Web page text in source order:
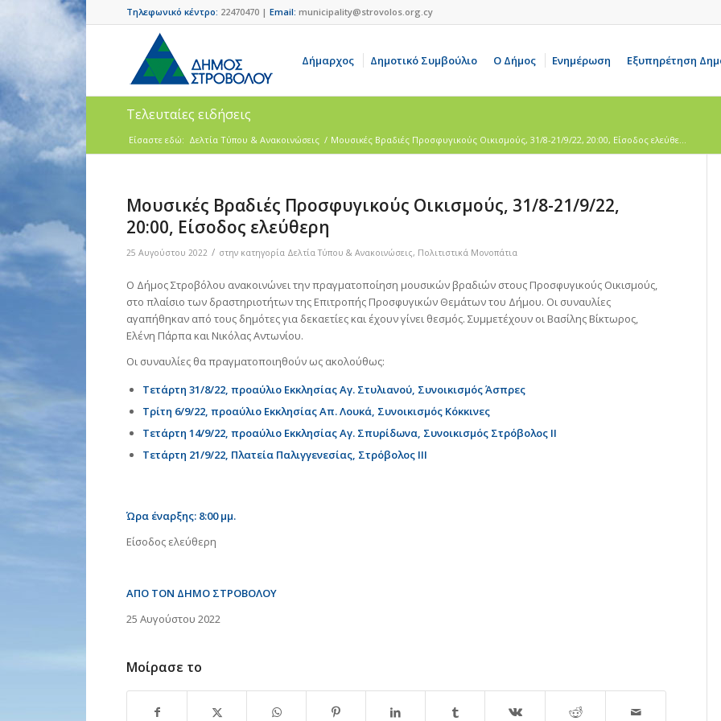
Τηλεφωνικό κέντρο: 22470470 | Email: municipality@strovolos.org.cy
Δήμαρχος Δημοτικό Συμβούλιο Ο Δήμος Ενημέρωση Εξυπηρέτηση
Τελευταίες ειδήσεις
Είσαστε εδώ: Δελτία Τύπου & Ανακοινώσεις / Μουσικές Βραδιές Προσφυγικούς Οικισμούς, 31/8-21/9/22, 20:00, Είσοδος ελεύθε...
Μουσικές Βραδιές Προσφυγικούς Οικισμούς, 31/8-21/9/22,
20:00, Είσοδος ελεύθερη
25 Αυγούστου 2022 / στην κατηγορία Δελτία Τύπου & Ανακοινώσεις, Πολιτιστικά Μονοπάτια
Ο Δήμος Στροβόλου ανακοινώνει την πραγματοποίηση μουσικών βραδιών στους Προσφυγικούς Οικισμούς,
στο πλαίσιο των δραστηριοτήτων της Επιτροπής Προσφυγικών Θεμάτων του Δήμου. Οι συναυλίες
αγαπήθηκαν από τους δημότες για δεκαετίες και έχουν γίνει θεσμός. Συμμετέχουν οι Βασίλης Βίκτωρος,
Ελένη Πάρπα και Νικόλας Αντωνίου.
Οι συναυλίες θα πραγματοποιηθούν ως ακολούθως:
Τετάρτη 31/8/22, προαύλιο Εκκλησίας Αγ. Στυλιανού, Συνοικισμός Άσπρες
Τρίτη 6/9/22, προαύλιο Εκκλησίας Απ. Λουκά, Συνοικισμός Κόκκινες
Τετάρτη 14/9/22, προαύλιο Εκκλησίας Αγ. Σπυρίδωνα, Συνοικισμός Στρόβολος ΙΙ
Τετάρτη 21/9/22, Πλατεία Παλιγγενεσίας, Στρόβολος ΙΙΙ
Ώρα έναρξης: 8:00 μμ.
Είσοδος ελεύθερη
ΑΠΟ ΤΟΝ ΔΗΜΟ ΣΤΡΟΒΟΛΟΥ
25 Αυγούστου 2022
Μοίρασε το